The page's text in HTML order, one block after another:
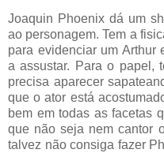
Joaquin Phoenix dá um
ao personagem. Tem a
para evidenciar um Arthur
a assustar. Para o papel,
precisa aparecer
que o ator está
bem em todas as facetas
que não seja nem cantor
talvez não consiga fazer